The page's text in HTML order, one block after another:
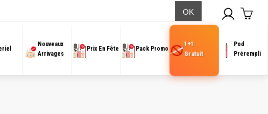
Nouveaux
Arrivages
Prix En Fête Pack Promo
1+1
Gratuit
Pod
Prérempli